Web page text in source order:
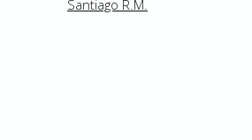
Santiago R.M.